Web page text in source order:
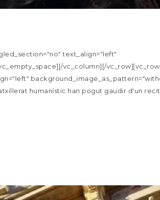
text_align="left"
vc_column][/vc_row][vc_row
humanístic han pogut gaudir d'un